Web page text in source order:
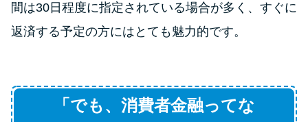
申し込みブラックとは?判断の目
安や審査に通らない理由
は？3つの判断基準と工面法
間は30日程度に指定されている場合が多く、すぐに
返済する予定の方にはとても魅力的です。
「でも、消費者金融ってな